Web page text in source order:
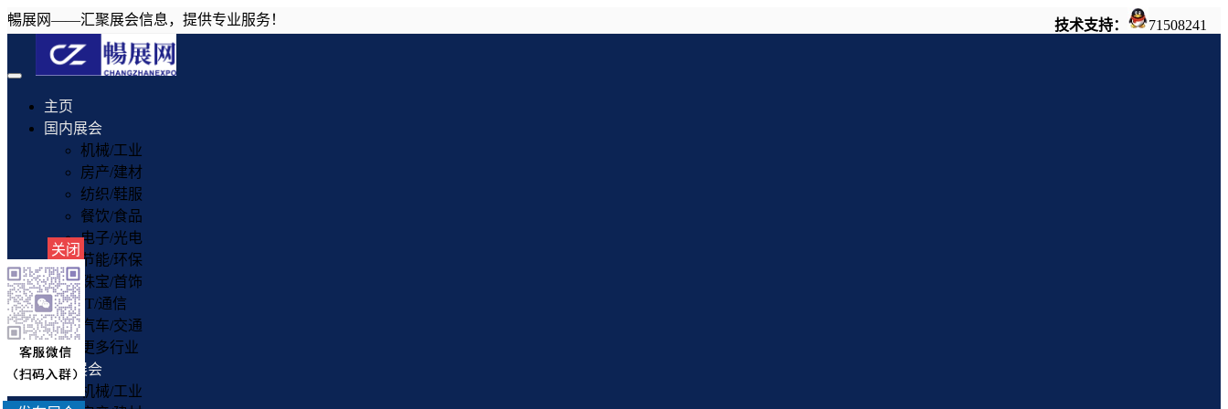
暢展网——汇聚展会信息，提供专业服务！ 技术支持： 71508241
Toggle
navigation
主页
国内展会
机械/工业
房产/建材
纺织/鞋服
餐饮/食品
电子/光电
节能/环保
珠宝/首饰
IT/通信
汽车/交通
更多行业
国外展会
机械/工业
关闭